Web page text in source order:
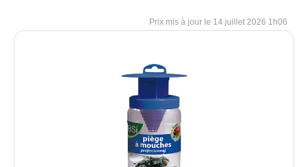
14 juillet 2026 1h06